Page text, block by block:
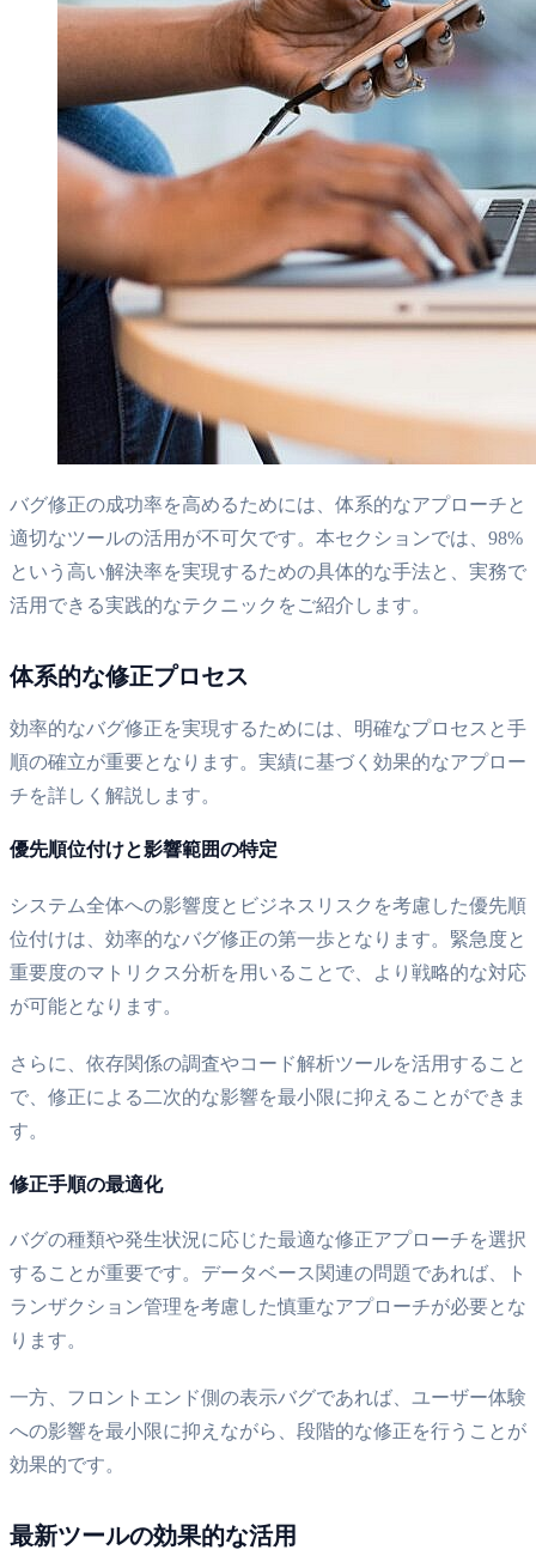
バグ修正の成功率を高めるためには、体系的なアプローチと
適切なツールの活用が不可欠です。本セクションでは、98%
という高い解決率を実現するための具体的な手法と、実務で
活用できる実践的なテクニックをご紹介します。
体系的な修正プロセス
効率的なバグ修正を実現するためには、明確なプロセスと手
順の確立が重要となります。実績に基づく効果的なアプロー
チを詳しく解説します。
優先順位付けと影響範囲の特定
システム全体への影響度とビジネスリスクを考慮した優先順
位付けは、効率的なバグ修正の第一歩となります。緊急度と
重要度のマトリクス分析を用いることで、より戦略的な対応
が可能となります。
さらに、依存関係の調査やコード解析ツールを活用すること
で、修正による二次的な影響を最小限に抑えることができま
す。
修正手順の最適化
バグの種類や発生状況に応じた最適な修正アプローチを選択
することが重要です。データベース関連の問題であれば、ト
ランザクション管理を考慮した慎重なアプローチが必要とな
ります。
一方、フロントエンド側の表示バグであれば、ユーザー体験
への影響を最小限に抑えながら、段階的な修正を行うことが
効果的です。
最新ツールの効果的な活用